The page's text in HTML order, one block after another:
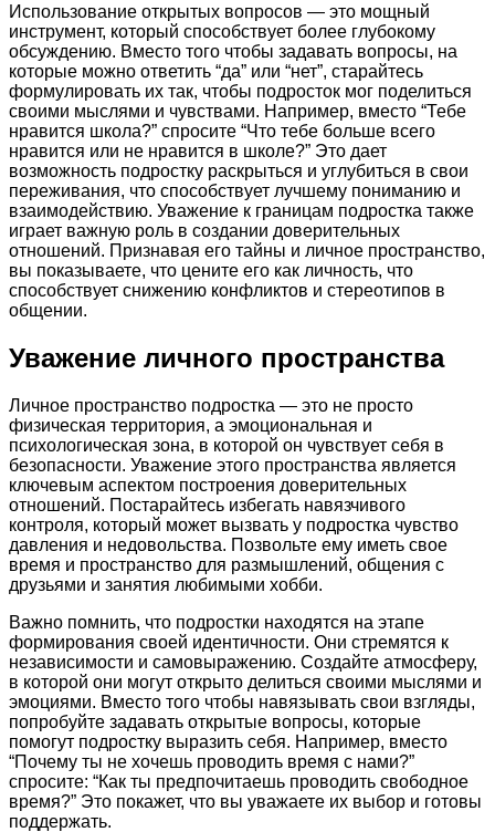
Использование открытых вопросов — это мощный
инструмент, который способствует более глубокому
обсуждению. Вместо того чтобы задавать вопросы, на
которые можно ответить “да” или “нет”, старайтесь
формулировать их так, чтобы подросток мог поделиться
своими мыслями и чувствами. Например, вместо “Тебе
нравится школа?” спросите “Что тебе больше всего
нравится или не нравится в школе?” Это дает
возможность подростку раскрыться и углубиться в свои
переживания, что способствует лучшему пониманию и
взаимодействию. Уважение к границам подростка также
играет важную роль в создании доверительных
отношений. Признавая его тайны и личное пространство,
вы показываете, что цените его как личность, что
способствует снижению конфликтов и стереотипов в
общении.
Уважение личного пространства
Личное пространство подростка — это не просто
физическая территория, а эмоциональная и
психологическая зона, в которой он чувствует себя в
безопасности. Уважение этого пространства является
ключевым аспектом построения доверительных
отношений. Постарайтесь избегать навязчивого
контроля, который может вызвать у подростка чувство
давления и недовольства. Позвольте ему иметь свое
время и пространство для размышлений, общения с
друзьями и занятия любимыми хобби.
Важно помнить, что подростки находятся на этапе
формирования своей идентичности. Они стремятся к
независимости и самовыражению. Создайте атмосферу,
в которой они могут открыто делиться своими мыслями и
эмоциями. Вместо того чтобы навязывать свои взгляды,
попробуйте задавать открытые вопросы, которые
помогут подростку выразить себя. Например, вместо
“Почему ты не хочешь проводить время с нами?”
спросите: “Как ты предпочитаешь проводить свободное
время?” Это покажет, что вы уважаете их выбор и готовы
поддержать.